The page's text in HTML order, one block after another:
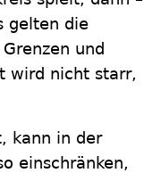
gelten die
und
wird nicht starr,
kann in der
einschränken,